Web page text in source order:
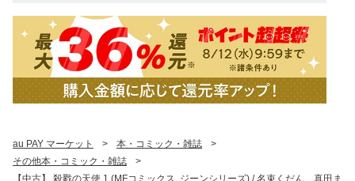
au PAY マーケット > 本・コミック・雑誌
>
その他本・コミック・雑誌
>
【中古】 殺戮の天使 1 (MFコミックス. ジーンシリーズ) / 名束くだん、真田ま